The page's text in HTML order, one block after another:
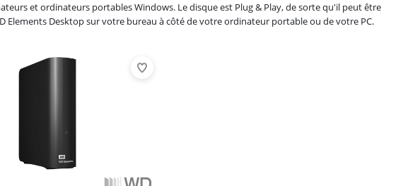
et ordinateurs portables Windows. Le disque est Plug & Play, de sorte qu'il peut être
Elements Desktop sur votre bureau à côté de votre ordinateur portable ou de votre PC.